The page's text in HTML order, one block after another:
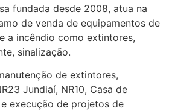
fundada desde 2008, atua na
de venda de equipamentos de
a incêndio como extintores,
sinalização.
de extintores,
Jundiaí, NR10, Casa de
execução de projetos de